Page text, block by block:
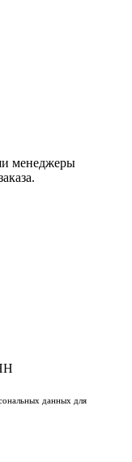
менеджеры
данных для